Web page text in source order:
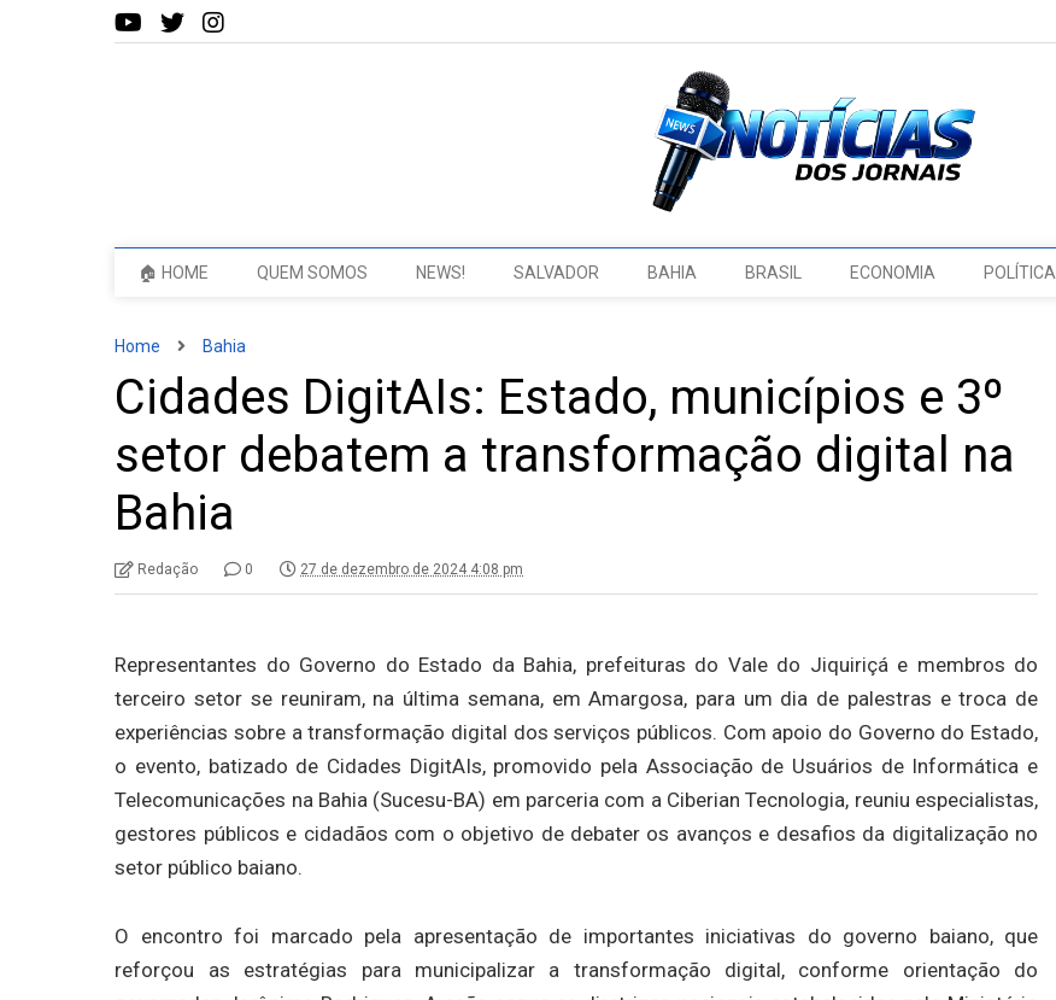
🏠 HOME QUEM SOMOS NEWS! SALVADOR BAHIA BRASIL ECONOMIA POLÍTICA
Home Bahia
Cidades DigitAIs: Estado, municípios e 3º
setor debatem a transformação digital na
Bahia
Redação 0 27 de dezembro de 2024 4:08 pm
Representantes do Governo do Estado da Bahia, prefeituras do Vale do Jiquiriçá e membros do
terceiro setor se reuniram, na última semana, em Amargosa, para um dia de palestras e troca de
experiências sobre a transformação digital dos serviços públicos. Com apoio do Governo do Estado,
o evento, batizado de Cidades DigitAIs, promovido pela Associação de Usuários de Informática e
Telecomunicações na Bahia (Sucesu-BA) em parceria com a Ciberian Tecnologia, reuniu especialistas,
gestores públicos e cidadãos com o objetivo de debater os avanços e desafios da digitalização no
setor público baiano.
O encontro foi marcado pela apresentação de importantes iniciativas do governo baiano, que
reforçou as estratégias para municipalizar a transformação digital, conforme orientação do